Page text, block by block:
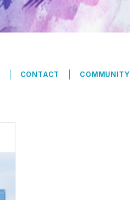
CONTACT COMMUNITY